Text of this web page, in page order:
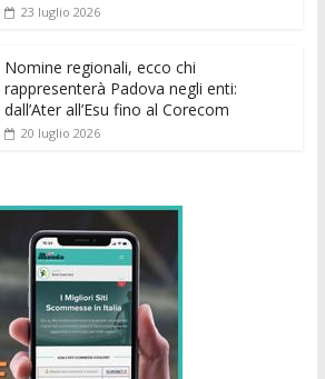
23 luglio 2026
Nomine regionali, ecco chi
rappresenterà Padova negli enti:
dall’Ater all’Esu fino al Corecom
20 luglio 2026